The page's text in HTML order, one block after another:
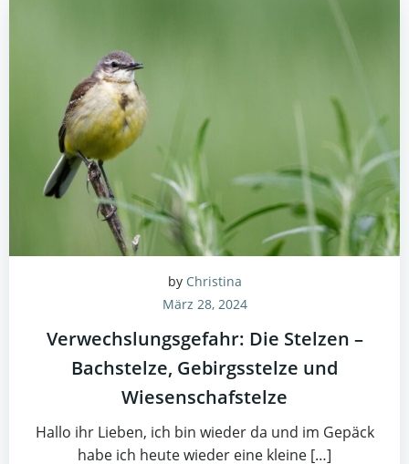
by Christina
März 28, 2024
Verwechslungsgefahr: Die Stelzen –
Bachstelze, Gebirgsstelze und
Wiesenschafstelze
Hallo ihr Lieben, ich bin wieder da und im Gepäck
habe ich heute wieder eine kleine […]